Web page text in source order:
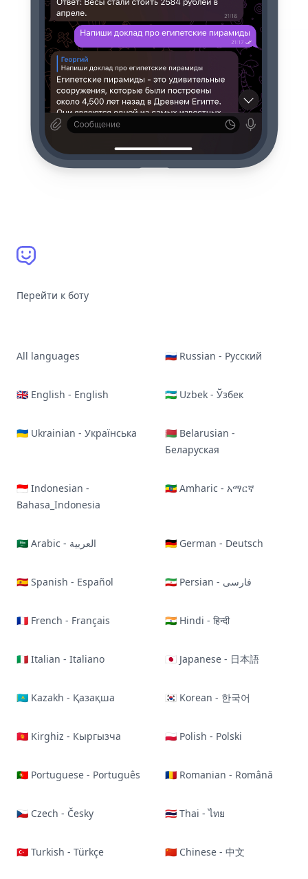
Перейти к боту
All languages 🇷🇺 Russian - Русский
🇬🇧 English - English 🇺🇿 Uzbek - Ўзбек
🇺🇦 Ukrainian - Українська
🇧🇾 Belarusian -
Беларуская
🇮🇩 Indonesian -
Bahasa_Indonesia
🇪🇹 Amharic - አማርኛ
🇸🇦 Arabic - العربية 🇩🇪 German - Deutsch
🇪🇸 Spanish - Español 🇮🇷 Persian - فارسی
🇫🇷 French - Français 🇮🇳 Hindi - हिन्दी
🇮🇹 Italian - Italiano 🇯🇵 Japanese - 日本語
🇰🇿 Kazakh - Қазақша 🇰🇷 Korean - 한국어
🇰🇬 Kirghiz - Кыргызча 🇵🇱 Polish - Polski
🇵🇹 Portuguese - Português 🇷🇴 Romanian - Română
🇨🇿 Czech - Česky 🇹🇭 Thai - ไทย
🇹🇷 Turkish - Türkçe 🇨🇳 Chinese - 中文